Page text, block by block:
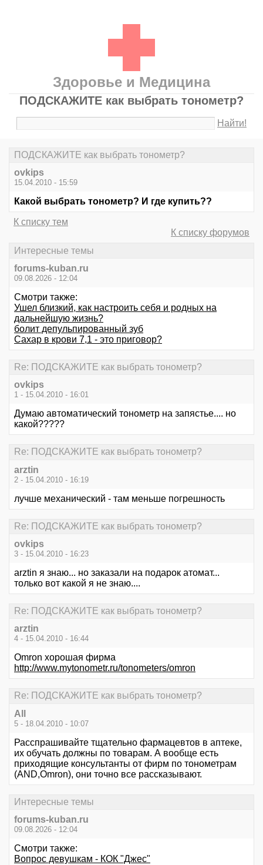
Здоровье и Медицина
ПОДСКАЖИТЕ как выбрать тонометр?
Найти!
ПОДСКАЖИТЕ как выбрать тонометр?
ovkips
15.04.2010 - 15:59
Какой выбрать тонометр? И где купить??
К списку тем
К списку форумов
Интересные темы
forums-kuban.ru
09.08.2026 - 12:04
Смотри также:
Ушел близкий, как настроить себя и родных на
дальнейшую жизнь?
болит депульпированный зуб
Сахар в крови 7,1 - это приговор?
Re: ПОДСКАЖИТЕ как выбрать тонометр?
ovkips
1 - 15.04.2010 - 16:01
Думаю автоматический тонометр на запястье.... но
какой?????
Re: ПОДСКАЖИТЕ как выбрать тонометр?
arztin
2 - 15.04.2010 - 16:19
лучше механический - там меньше погрешность
Re: ПОДСКАЖИТЕ как выбрать тонометр?
ovkips
3 - 15.04.2010 - 16:23
arztin я знаю... но заказали на подарок атомат...
только вот какой я не знаю....
Re: ПОДСКАЖИТЕ как выбрать тонометр?
arztin
4 - 15.04.2010 - 16:44
Omron хорошая фирма
http://www.mytonometr.ru/tonometers/omron
Re: ПОДСКАЖИТЕ как выбрать тонометр?
All
5 - 18.04.2010 - 10:07
Расспрашивайте тщательно фармацевтов в аптеке,
их обучать должны по товарам. А вообще есть
приходящие консультанты от фирм по тонометрам
(AND,Omron), они точно все рассказывают.
Интересные темы
forums-kuban.ru
09.08.2026 - 12:04
Смотри также:
Вопрос девушкам - КОК "Джес"